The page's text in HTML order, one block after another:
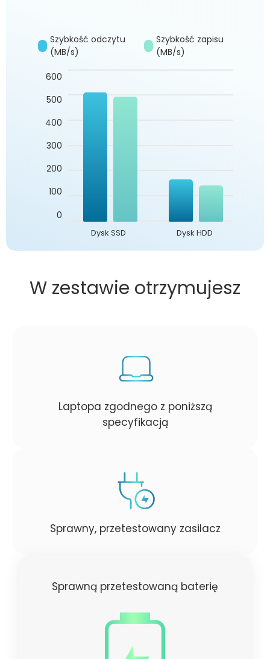
Szybkość odczytu
(MB/s)
Szybkość zapisu
(MB/s)
600
500
400
300
200
100
0
Dysk SSD Dysk HDD
W zestawie otrzymujesz
Laptopa zgodnego z poniższą
specyfikacją
Sprawny, przetestowany zasilacz
Sprawną przetestowaną baterię